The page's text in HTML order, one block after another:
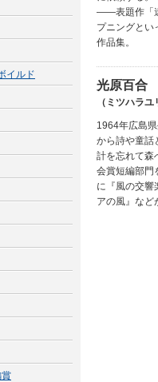
イルド
――表題作「
プニングとい
作品集。
光原百合
（ミツハラユ
1964年広島
から詩や童話
計を忘れて森
会賞短編部
に『風の交響
アの風』など